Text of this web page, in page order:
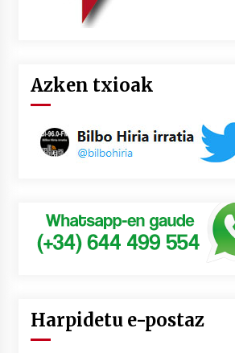
Azken txioak
Harpidetu e-postaz